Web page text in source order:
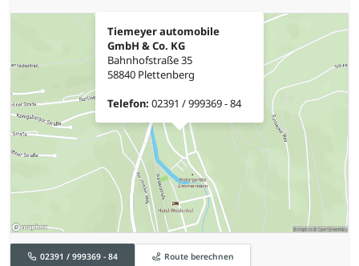
Tiemeyer automobile
GmbH & Co. KG
Bahnhofstraße 35
58840 Plettenberg
Telefon: 02391 / 999369 - 84
02391 / 999369 - 84 Route berechnen